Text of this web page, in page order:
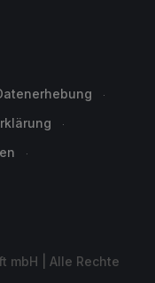
mbH | Alle Rechte